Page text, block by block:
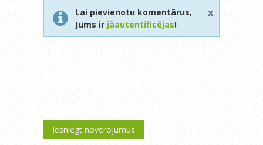
Lai pievienotu komentārus,
Jums ir jāautentificējas!
x
Iesniegt novērojumus